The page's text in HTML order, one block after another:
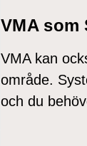
VMA som
VMA kan
område.
och du